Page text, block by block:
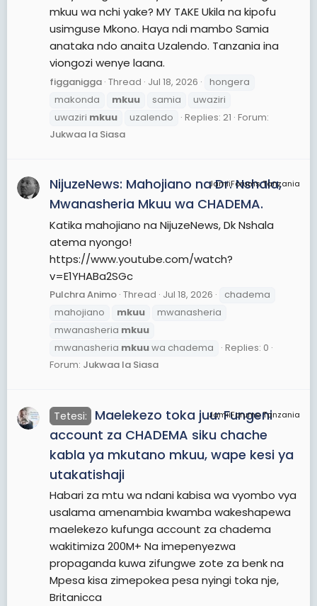
mkuu wa nchi yake? MY TAKE Ukila na kipofu
usimguse Mkono. Haya ndi mambo Samia
anataka ndo anaita Uzalendo. Tanzania ina
viongozi wenye laana.
figganigga Thread Jul 18, 2026
hongera
makonda
mkuu samia
uwaziri
uwaziri mkuu uzalendo Replies: 21 Forum:
Jukwaa la Siasa
JamiiForums Tanzania
NijuzeNews: Mahojiano na Dr. Nshala,
Mwanasheria Mkuu wa CHADEMA.
Katika mahojiano na NijuzeNews, Dk Nshala
atema nyongo!
https://www.youtube.com/watch?
v=E1YHABa2SGc
Pulchra Animo Thread Jul 18, 2026
chadema
mahojiano
mkuu
mwanasheria
mwanasheria mkuu
mwanasheria mkuuwa chadema
Replies: 0
Forum: Jukwaa la Siasa
JamiiForums Tanzania
Tetesi:
Maelekezo toka juu: Fungeni
account za CHADEMA siku chache
kabla ya mkutano mkuu, wape kesi ya
utakatishaji
Habari za mtu wa ndani kabisa wa vyombo vya
usalama amenambia kwamba wakeshapewa
maelekezo kufunga account za chadema
wakitimiza 200M+ Na imepenyezwa
propaganda kuwa zifungwe zote za benk na
Mpesa kisa zimepokea pesa nyingi toka nje,
Britanicca